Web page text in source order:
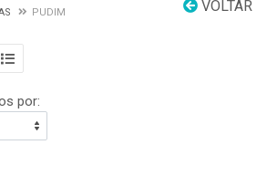
VOLTAR
PUDIM
por: